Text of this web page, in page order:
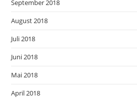
September 2018
August 2018
Juli 2018
Juni 2018
Mai 2018
April 2018